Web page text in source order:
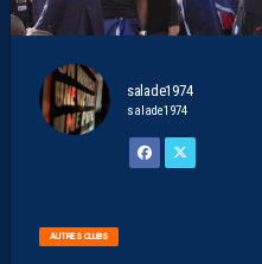
salade1974
salade1974
AUTRES CLUBS